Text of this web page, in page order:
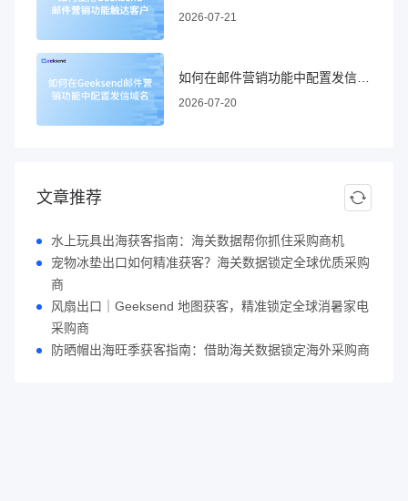
2026-07-21
2026-07-20
文章推荐
水上玩具出海获客指南：海关数据帮你抓住采购商机
宠物冰垫出口如何精准获客？海关数据锁定全球优质采购
商
风扇出口｜Geeksend 地图获客，精准锁定全球消暑家电
采购商
防晒帽出海旺季获客指南：借助海关数据锁定海外采购商